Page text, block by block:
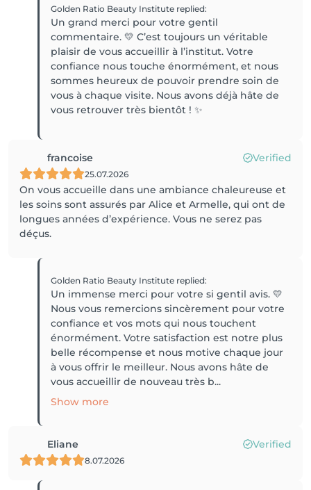
Golden Ratio Beauty Institute replied:
Un grand merci pour votre gentil
commentaire. 💛 C’est toujours un véritable
plaisir de vous accueillir à l’institut. Votre
confiance nous touche énormément, et nous
sommes heureux de pouvoir prendre soin de
vous à chaque visite. Nous avons déjà hâte de
vous retrouver très bientôt ! ✨
francoise Verified
25.07.2026
On vous accueille dans une ambiance chaleureuse et
les soins sont assurés par Alice et Armelle, qui ont de
longues années d’expérience. Vous ne serez pas
déçus.
Golden Ratio Beauty Institute replied:
Un immense merci pour votre si gentil avis. 💛
Nous vous remercions sincèrement pour votre
confiance et vos mots qui nous touchent
énormément. Votre satisfaction est notre plus
belle récompense et nous motive chaque jour
à vous offrir le meilleur. Nous avons hâte de
vous accueillir de nouveau très b...
Show more
Eliane Verified
8.07.2026